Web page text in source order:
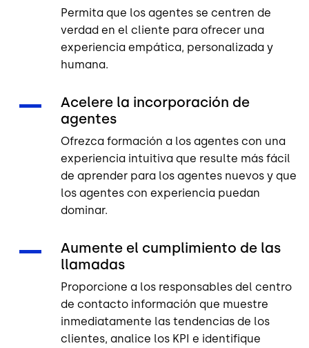
Permita que los agentes se centren de
verdad en el cliente para ofrecer una
experiencia empática, personalizada y
humana.
Acelere la incorporación de
agentes
Ofrezca formación a los agentes con una
experiencia intuitiva que resulte más fácil
de aprender para los agentes nuevos y que
los agentes con experiencia puedan
dominar.
Aumente el cumplimiento de las
llamadas
Proporcione a los responsables del centro
de contacto información que muestre
inmediatamente las tendencias de los
clientes, analice los KPI e identifique